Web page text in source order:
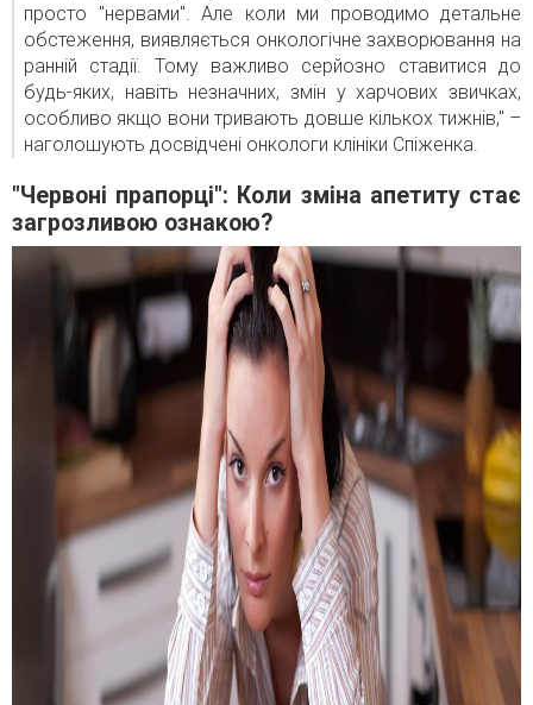
просто "нервами". Але коли ми проводимо детальне
обстеження, виявляється онкологічне захворювання на
ранній стадії. Тому важливо серйозно ставитися до
будь-яких, навіть незначних, змін у харчових звичках,
особливо якщо вони тривають довше кількох тижнів," –
наголошують досвідчені онкологи клініки Спіженка.
"Червоні прапорці": Коли зміна апетиту стає
загрозливою ознакою?